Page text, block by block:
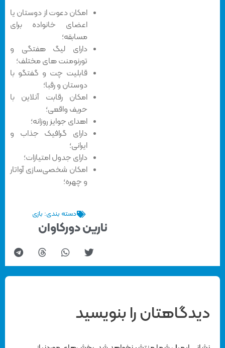
امکان دعوت از دوستان یا
اعضای خانواده برای
مسابقه؛
دارای لیگ هفتگی و
تورنومنت های مختلف؛
قابلیت چت و گفتگو با
دوستان و رقبا؛
امکان رقابت آنلاین با
حریف واقعی؛
اهدای جوایز روزانه؛
دارای گرافیک جذاب و
ایرانی؛
دارای جدول امتیازات؛
امکان شخصی‌سازی آواتار
و چهره؛
دسته بندی:بازی
نارین دورکاوان
دیدگاهتان را بنویسید